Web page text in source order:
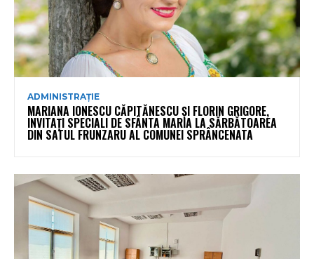
ADMINISTRAȚIE
MARIANA IONESCU CĂPITĂNESCU ȘI FLORIN GRIGORE,
INVITAȚI SPECIALI DE SFÂNTA MARIA LA SĂRBĂTOAREA
DIN SATUL FRUNZARU AL COMUNEI SPRÂNCENATA